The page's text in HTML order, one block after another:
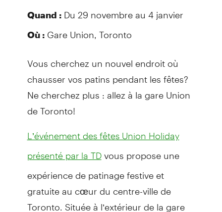
Quand :Du 29 novembre au 4 janvier
Où :Gare Union, Toronto
Vous cherchez un nouvel endroit où
chausser vos patins pendant les fêtes?
Ne cherchez plus : allez à la gare Union
de Toronto!
L’événement des fêtes Union Holiday
présenté par la TDvous propose une
expérience de patinage festive et
gratuite au cœur du centre-ville de
Toronto. Située à l’extérieur de la gare